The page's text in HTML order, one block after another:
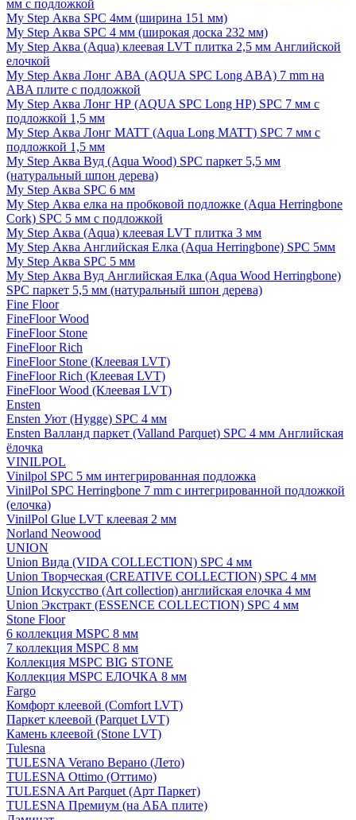
мм с подложкой
My Step Аква SPC 4мм (ширина 151 мм)
My Step Аква SPC 4 мм (широкая доска 232 мм)
My Step Аква (Aqua) клеевая LVT плитка 2,5 мм Английской
елочкой
My Step Аква Лонг АВА (AQUA SPC Long ABA) 7 mm на
ABA плите с подложкой
My Step Аква Лонг НР (AQUA SPC Long HP) SPC 7 мм с
подложкой 1,5 мм
My Step Аква Лонг MATT (Aqua Long MATT) SPC 7 мм с
подложкой 1,5 мм
My Step Аква Вуд (Aqua Wood) SPC паркет 5,5 мм
(натуральный шпон дерева)
My Step Аква SPC 6 мм
My Step Аква елка на пробковой подложке (Aqua Herringbone
Cork) SPC 5 мм с подложкой
My Step Аква (Aqua) клеевая LVT плитка 3 мм
My Step Аква Английская Елка (Aqua Herringbone) SPC 5мм
My Step Аква SPC 5 мм
My Step Аква Вуд Английская Елка (Aqua Wood Herringbone)
SPC паркет 5,5 мм (натуральный шпон дерева)
Fine Floor
FineFloor Wood
FineFloor Stone
FineFloor Rich
FineFloor Stone (Клеевая LVT)
FineFloor Rich (Клеевая LVT)
FineFloor Wood (Клеевая LVT)
Ensten
Ensten Уют (Hygge) SPC 4 мм
Ensten Валланд паркет (Valland Parquet) SPC 4 мм Английская
ёлочка
VINILPOL
Vinilpol SPC 5 мм интегрированная подложка
VinilPol SPC Herringbone 7 mm с интегрированной подложкой
(елочка)
VinilPol Glue LVT клеевая 2 мм
Norland Neowood
UNION
Union Вида (VIDA COLLECTION) SPC 4 мм
Union Творческая (CREATIVE COLLECTION) SPC 4 мм
Union Искусство (Art collection) английская елочка 4 мм
Union Экстракт (ESSENCE COLLECTION) SPC 4 мм
Stone Floor
6 коллекция MSPC 8 мм
7 коллекция MSPC 8 мм
Коллекция MSPC BIG STONE
Коллекция MSPC ЕЛОЧКА 8 мм
Fargo
Комфорт клеевой (Comfort LVT)
Паркет клеевой (Parquet LVT)
Камень клеевой (Stone LVT)
Tulesna
TULESNA Verano Верано (Лето)
TULESNA Ottimo (Оттимо)
TULESNA Art Parquet (Арт Паркет)
TULESNA Премиум (на АБА плите)